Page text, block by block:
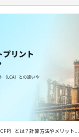
）とは？計算方法やメリット...